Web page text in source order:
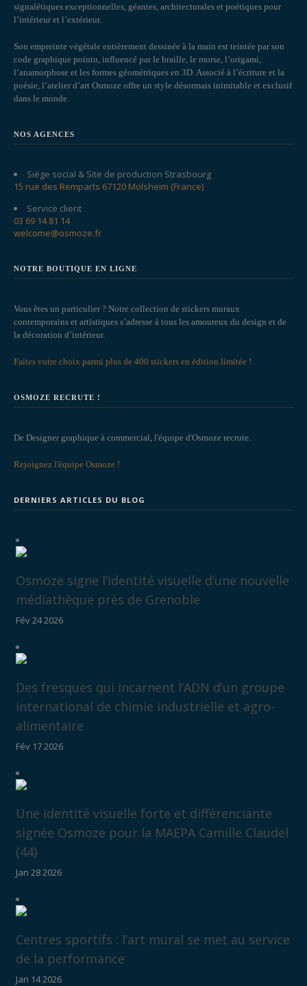
signalétiques exceptionnelles, géantes, architecturales et poétiques pour
l’intérieur et l’extérieur.
Son empreinte végétale entièrement dessinée à la main est teintée par son
code graphique pointu, influencé par le braille, le morse, l’origami,
l’anamorphose et les formes géométriques en 3D. Associé à l’écriture et la
poésie, l’atelier d’art Osmoze offre un style désormais inimitable et exclusif
dans le monde.
NOS AGENCES
Siège social & Site de production Strasbourg
15 rue des Remparts 67120 Molsheim (France)
Service client
03 69 14 81 14
welcome@osmoze.fr
NOTRE BOUTIQUE EN LIGNE
Vous êtes un particulier ? Notre collection de stickers muraux
contemporains et artistiques s’adresse à tous les amoureux du design et de
la décoration d’intérieur.
Faites votre choix parmi plus de 400 stickers en édition limitée !
OSMOZE RECRUTE !
De Designer graphique à commercial, l'équipe d'Osmoze recrute.
Rejoignez l'équipe Osmoze !
DERNIERS ARTICLES DU BLOG
Osmoze signe l’identité visuelle d’une nouvelle
médiathèque près de Grenoble
Fév 24 2026
Des fresques qui incarnent l’ADN d’un groupe
international de chimie industrielle et agro-
alimentaire
Fév 17 2026
Une identité visuelle forte et différenciante
signée Osmoze pour la MAEPA Camille Claudel
(44)
Jan 28 2026
Centres sportifs : l’art mural se met au service
de la performance
Jan 14 2026